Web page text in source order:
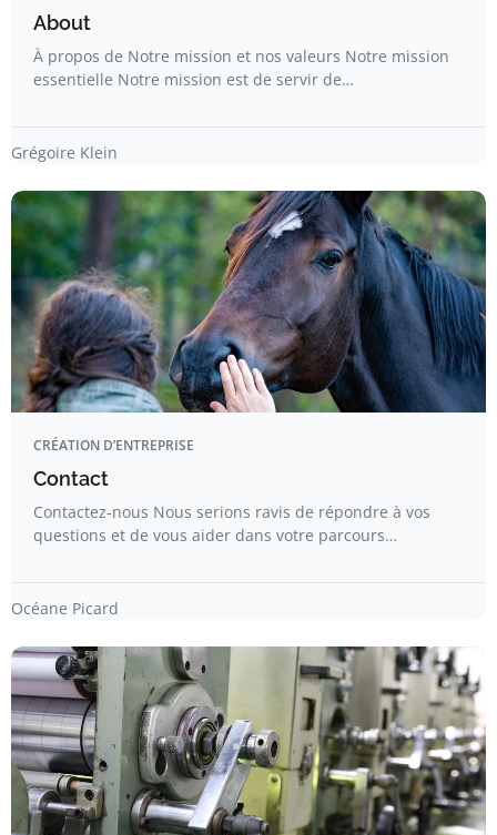
About
À propos de Notre mission et nos valeurs Notre mission
essentielle Notre mission est de servir de…
Grégoire Klein
CRÉATION D’ENTREPRISE
Contact
Contactez-nous Nous serions ravis de répondre à vos
questions et de vous aider dans votre parcours…
Océane Picard